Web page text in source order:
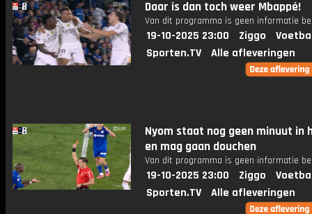
Daar is dan toch weer Mbappé!
Van dit programma is geen informatie
19-10-2025 23:00 Ziggo
Sporten.TV
Alle afleveringen
Nyom staat nog geen minuut in
en mag gaan douchen
Van dit programma is geen informatie
19-10-2025 23:00 Ziggo
Sporten.TV
Alle afleveringen